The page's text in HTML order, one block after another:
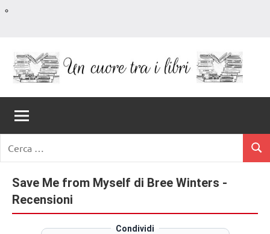
contenuto
Un
Cuore
Tra
I
Libri
romanzi
romance
e
non
solo.
Recensioni,
per:
Save Me from Myself di Bree Winters -
Recensioni
Condividi